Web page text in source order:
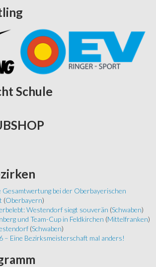
Schule
bei der Oberbayerischen
(Oberbayern)
Westendorf siegt souverän (Schwaben)
und Team-Cup in Feldkirchen (Mittelfranken)
(Schwaben)
– Eine Bezirksmeisterschaft mal anders!